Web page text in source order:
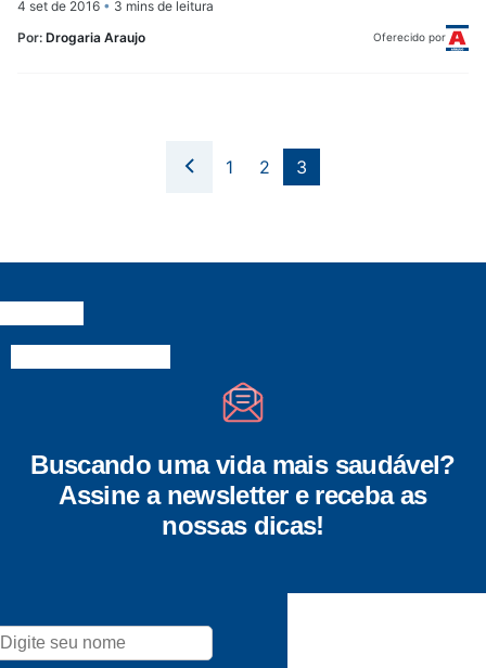
4 set de 2016 • 3 mins de leitura
Por: Drogaria Araujo Oferecido por
1 2 3
Buscando uma vida mais saudável?
Assine a newsletter e receba as
nossas dicas!